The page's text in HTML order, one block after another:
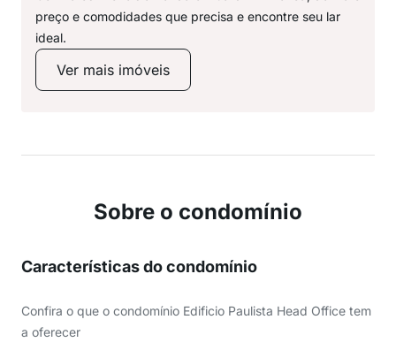
preço e comodidades que precisa e encontre seu lar
ideal.
Ver mais imóveis
Sobre o condomínio
Características do condomínio
Confira o que o condomínio Edificio Paulista Head Office tem
a oferecer